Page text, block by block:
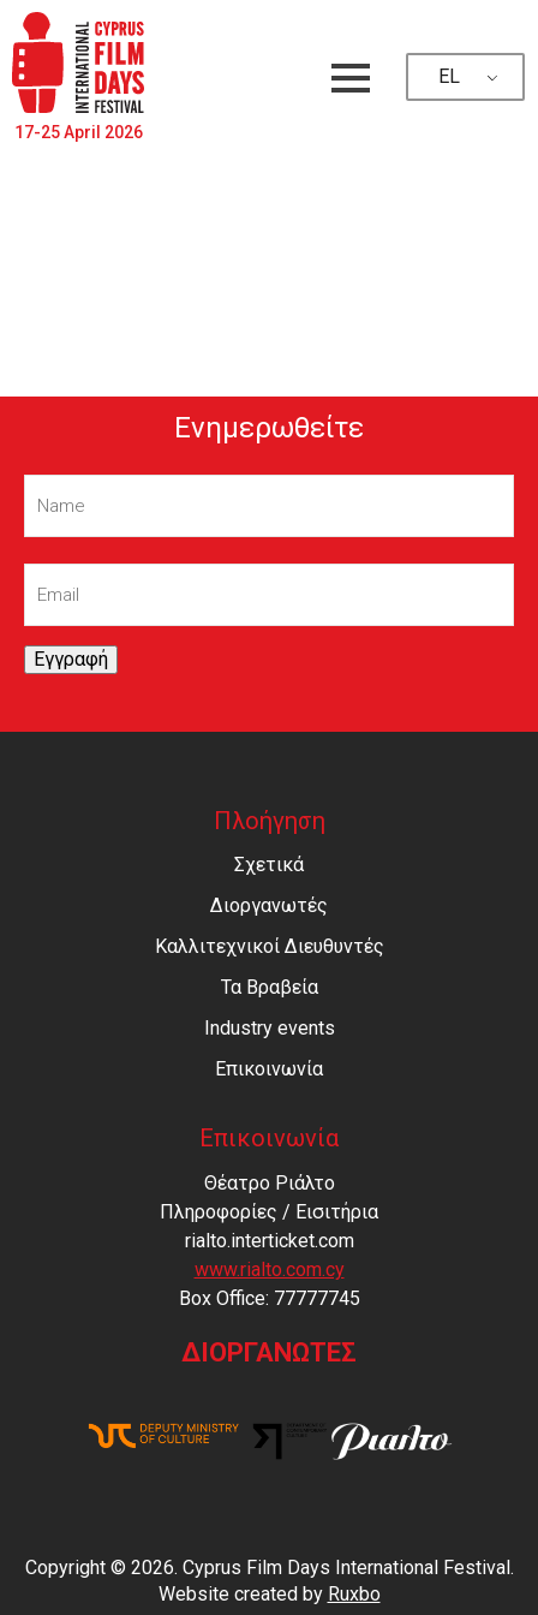
17-25 April 2026
EL
Ενημερωθείτε
Name(Required)
Email(Required)
Εγγραφή
Πλοήγηση
Σχετικά
Διοργανωτές
Καλλιτεχνικοί Διευθυντές
Τα Βραβεία
Industry events
Επικοινωνία
Επικοινωνία
Θέατρο Ριάλτο
Πληροφορίες / Εισιτήρια
rialto.interticket.com
www.rialto.com.cy
Βοx Office: 77777745
ΔΙΟΡΓΑΝΩΤΕΣ
Copyright © 2026. Cyprus Film Days International Festival.
Website created by Ruxbo